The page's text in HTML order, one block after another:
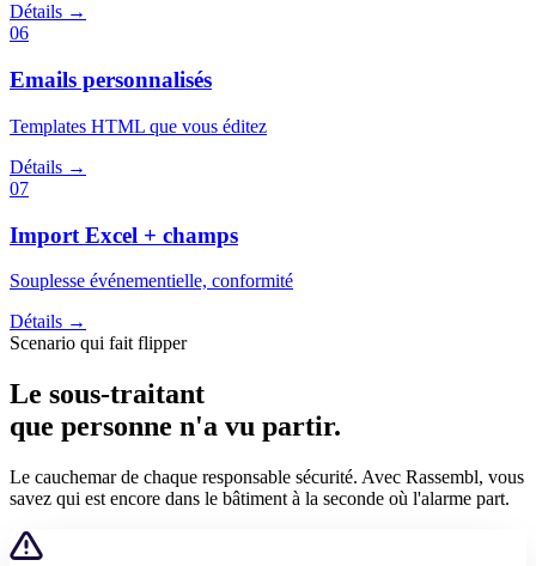
Détails →
06
Emails personnalisés
Templates HTML que vous éditez
Détails →
07
Import Excel + champs
Souplesse événementielle, conformité
Détails →
Scenario qui fait flipper
Le sous-traitant
que personne n'a vu partir.
Le cauchemar de chaque responsable sécurité. Avec Rassembl, vous
savez qui est encore dans le bâtiment à la seconde où l'alarme part.